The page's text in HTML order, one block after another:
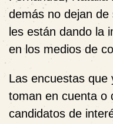
demás no dejan
les están dando la
en los medios de
Las encuestas que
toman en cuenta o
candidatos de